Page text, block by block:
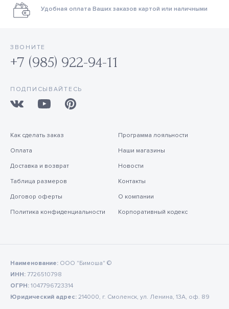
Удобная оплата Ваших заказов картой или наличными
ЗВОНИТЕ
+7 (985) 922-94-11
ПОДПИСЫВАЙТЕСЬ
Как сделать заказ
Оплата
Доставка и возврат
Таблица размеров
Договор оферты
Политика конфиденциальности
Программа лояльности
Наши магазины
Новости
Контакты
О компании
Корпоративный кодекс
Наименование: ООО "Бимоша" ©
ИНН: 7726510798
ОГРН: 1047796723314
Юридический адрес: 214000, г. Смоленск, ул. Ленина, 13А, оф. 89